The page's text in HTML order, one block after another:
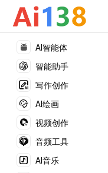
AI智能体
智能助手
写作创作
AI绘画
视频创作
音频工具
AI音乐